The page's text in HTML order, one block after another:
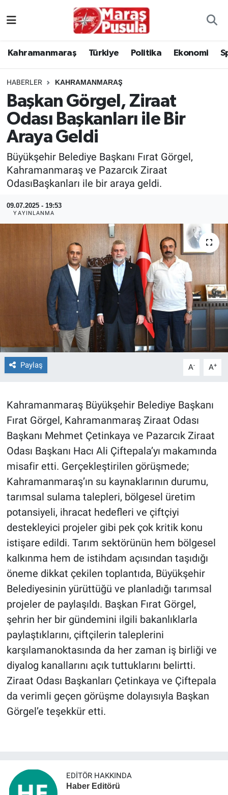
Kahramanmaraş Türkiye Politika Ekonomi
HABERLER KAHRAMANMARAŞ
Başkan Görgel, Ziraat
Odası Başkanları ile Bir
Araya Geldi
Büyükşehir Belediye Başkanı Fırat Görgel,
Kahramanmaraş ve Pazarcık Ziraat
OdasıBaşkanları ile bir araya geldi.
09.07.2025 - 19:53
YAYINLANMA
Paylaş A- A+
Kahramanmaraş Büyükşehir Belediye Başkanı
Fırat Görgel, Kahramanmaraş Ziraat Odası
Başkanı Mehmet Çetinkaya ve Pazarcık Ziraat
Odası Başkanı Hacı Ali Çiftepala’yı makamında
misafir etti. Gerçekleştirilen görüşmede;
Kahramanmaraş’ın su kaynaklarının durumu,
tarımsal sulama talepleri, bölgesel üretim
potansiyeli, ihracat hedefleri ve çiftçiyi
destekleyici projeler gibi pek çok kritik konu
istişare edildi. Tarım sektörünün hem bölgesel
kalkınma hem de istihdam açısından taşıdığı
öneme dikkat çekilen toplantıda, Büyükşehir
Belediyesinin yürüttüğü ve planladığı tarımsal
projeler de paylaşıldı. Başkan Fırat Görgel,
şehrin her bir gündemini ilgili bakanlıklarla
paylaştıklarını, çiftçilerin taleplerini
karşılamanoktasında da her zaman iş birliği ve
diyalog kanallarını açık tuttuklarını belirtti.
Ziraat Odası Başkanları Çetinkaya ve Çiftepala
da verimli geçen görüşme dolayısıyla Başkan
Görgel’e teşekkür etti.
EDITÖR HAKKINDA
Haber Editörü
Politika
Ekonomi
Spor
TEKNOLOJİ
Dünya
İlçeler
MAGAZİN
Bilim, Teknoloji
ÇEVRE
HABERDE İNSAN
EĞİTİM
BİLİM VE TEKNOLOJİ
Güvenlik
Bölge
İstanbul Trafik Yoğunluk Haritası
Süper Lig Puan Durumu ve Fikstür
Tüm Manşetler